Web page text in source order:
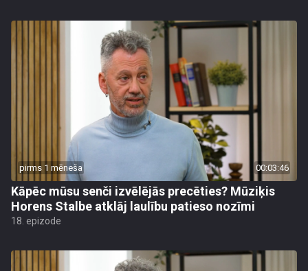
pirms 1 mēneša 00:03:46
Kāpēc mūsu senči izvēlējās precēties? Mūziķis
Horens Stalbe atklāj laulību patieso nozīmi
18. epizode